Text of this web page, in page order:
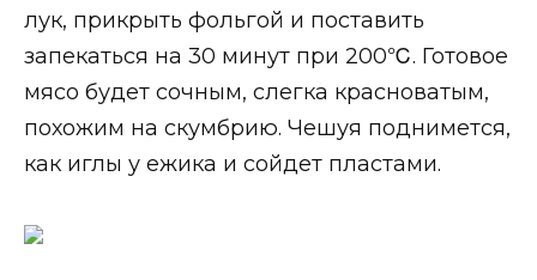
лук, прикрыть фольгой и поставить
запекаться на 30 минут при 200℃. Готовое
мясо будет сочным, слегка красноватым,
похожим на скумбрию. Чешуя поднимется,
как иглы у ежика и сойдет пластами.